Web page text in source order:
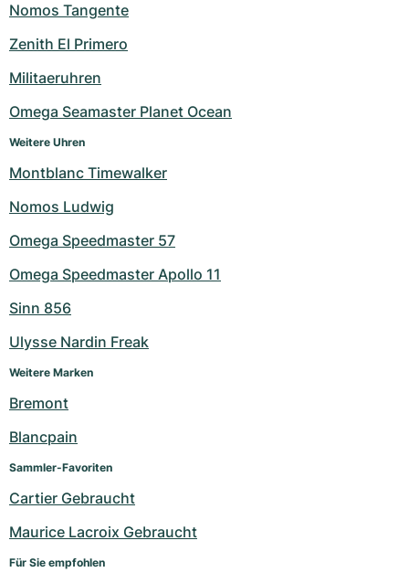
Nomos Tangente
Zenith El Primero
Militaeruhren
Omega Seamaster Planet Ocean
Weitere Uhren
Montblanc Timewalker
Nomos Ludwig
Omega Speedmaster 57
Omega Speedmaster Apollo 11
Sinn 856
Ulysse Nardin Freak
Weitere Marken
Bremont
Blancpain
Sammler-Favoriten
Cartier Gebraucht
Maurice Lacroix Gebraucht
Für Sie empfohlen